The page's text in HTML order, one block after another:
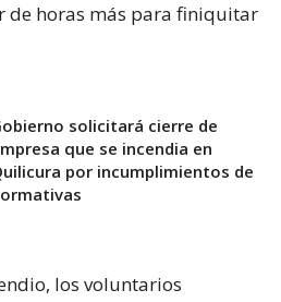
de horas más para finiquitar
solicitará cierre de
que se incendia en
por incumplimientos de
los voluntarios